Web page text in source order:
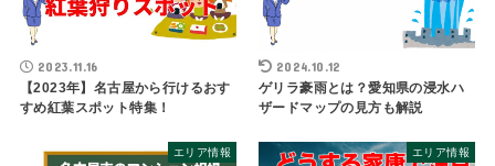
2023.11.16
【2023年】名古屋から行けるおす
すめ紅葉スポット特集！
2024.10.12
ゲリラ豪雨とは？愛知県の浸水ハ
ザードマップの見方も解説
エリア情報 エリア情報